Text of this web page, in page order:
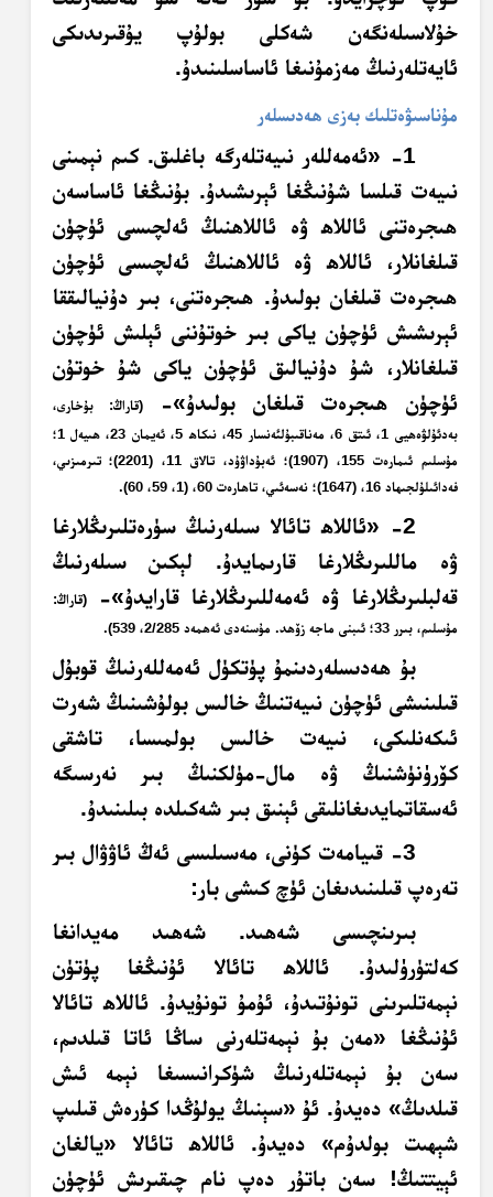
خۇلاسىلەنگەن شەكلى بولۇپ يۇقىرىدىكى
ئايەتلەرنىڭ مەزمۇنىغا ئاساسلىنىدۇ.
مۇناسىۋەتلىك بەزى ھەدىسلەر
1- «ئەمەللەر نىيەتلەرگە باغلىق. كىم نېمىنى
نىيەت قىلسا شۇنىڭغا ئېرىشىدۇ. بۇنىڭغا ئاساسەن
ھىجرەتنى ئاللاھ ۋە ئاللاھنىڭ ئەلچىسى ئۈچۈن
قىلغانلار، ئاللاھ ۋە ئاللاھنىڭ ئەلچىسى ئۈچۈن
ھىجرەت قىلغان بولىدۇ. ھىجرەتنى، بىر دۇنيالىققا
ئېرىشىش ئۈچۈن ياكى بىر خوتۇننى ئېلىش ئۈچۈن
قىلغانلار، شۇ دۇنيالىق ئۈچۈن ياكى شۇ خوتۇن
ئۈچۈن ھىجرەت قىلغان بولىدۇ»-(قاراڭ: بۇخارى،
بەدئۇلۋەھيى 1، ئىتق 6، مەناقىبۇلئەنسار 45، نىكاھ 5، ئەيمان 23، ھىيەل 1؛
مۇسلىم ئىمارەت 155، (1907)؛ ئەبۇداۋۇد، تالاق 11، (2201)؛ تىرمىزىي،
فەدائىلۇلجىھاد 16، (1647)؛ نەسەئىي، تاھارەت 60، (1، 59، 60).
2- «ئاللاھ تائالا سىلەرنىڭ سۈرەتلىرىڭلارغا
ۋە ماللىرىڭلارغا قارىمايدۇ. لېكىن سىلەرنىڭ
قەلبلىرىڭلارغا ۋە ئەمەللىرىڭلارغا قارايدۇ»-(قاراڭ:
مۇسلىم، بىرر 33؛ ئىبنى ماجە زۆھد. مۇسنەدى ئەھمەد 2/285، 539).
بۇ ھەدىسلەردىنمۇ پۈتكۈل ئەمەللەرنىڭ قوبۇل
قىلىنىشى ئۈچۈن نىيەتنىڭ خالىس بولۇشىنىڭ شەرت
ئىكەنلىكى، نىيەت خالىس بولمىسا، تاشقى
كۆرۈنۈشنىڭ ۋە مال-مۈلكنىڭ بىر نەرسىگە
ئەسقاتمايدىغانلىقى ئېنىق بىر شەكىلدە بىلىنىدۇ.
3- قىيامەت كۈنى، مەسىلىسى ئەڭ ئاۋۋال بىر
تەرەپ قىلىنىدىغان ئۈچ كىشى بار:
بىرىنچىسى شەھىد. شەھىد مەيدانغا
كەلتۈرۈلىدۇ. ئاللاھ تائالا ئۇنىڭغا پۈتۈن
نېمەتلىرىنى تونۇتىدۇ، ئۇمۇ تونۇيدۇ. ئاللاھ تائالا
ئۇنىڭغا «مەن بۇ نېمەتلەرنى ساڭا ئاتا قىلدىم،
سەن بۇ نېمەتلەرنىڭ شۈكرانىسىغا نېمە ئىش
قىلدىڭ» دەيدۇ. ئۇ «سېنىڭ يولۇڭدا كۈرەش قىلىپ
شېھىتبولدۇم» دەيدۇ. ئاللاھ تائالا «يالغان
ئېيتتىڭ! سەن باتۇر دەپ نام چىقىرىش ئۈچۈن